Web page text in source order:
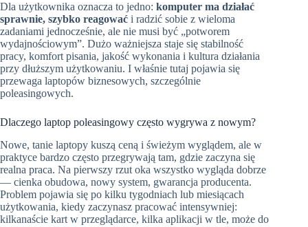
Dla użytkownika oznacza to jedno: komputer ma działać
sprawnie, szybko reagować i radzić sobie z wieloma
zadaniami jednocześnie, ale nie musi być „potworem
wydajnościowym”. Dużo ważniejsza staje się stabilność
pracy, komfort pisania, jakość wykonania i kultura działania
przy dłuższym użytkowaniu. I właśnie tutaj pojawia się
przewaga laptopów biznesowych, szczególnie
poleasingowych.
Dlaczego laptop poleasingowy często wygrywa z nowym?
Nowe, tanie laptopy kuszą ceną i świeżym wyglądem, ale w
praktyce bardzo często przegrywają tam, gdzie zaczyna się
realna praca. Na pierwszy rzut oka wszystko wygląda dobrze
— cienka obudowa, nowy system, gwarancja producenta.
Problem pojawia się po kilku tygodniach lub miesiącach
użytkowania, kiedy zaczynasz pracować intensywniej:
kilkanaście kart w przeglądarce, kilka aplikacji w tle, może do